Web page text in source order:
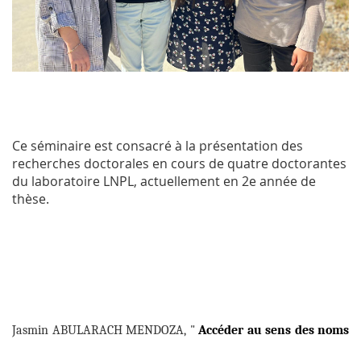
Ce séminaire est consacré à la présentation des
recherches doctorales en cours de quatre doctorantes
du laboratoire LNPL, actuellement en 2eannée de
thèse.
Jasmin ABULARACH MENDOZA, " Accéder au sens des noms